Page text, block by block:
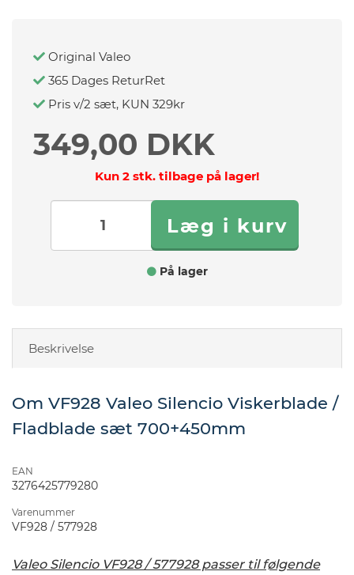
Original Valeo
365 Dages ReturRet
Pris v/2 sæt, KUN 329kr
349,00 DKK
Kun 2 stk. tilbage på lager!
På lager
Beskrivelse
Om VF928 Valeo Silencio Viskerblade /
Fladblade sæt 700+450mm
EAN
3276425779280
Varenummer
VF928 / 577928
Valeo Silencio VF928 / 577928 passer til følgende